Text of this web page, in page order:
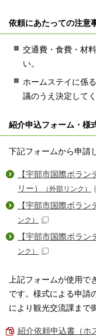
依頼にあたっての注意
交通費・食費・材
い。
ホームステイに係
議のうえ決定してく
紹介申込フォーム・様
下記フォームから申請
【宇部市国際ボラ
リー）
（外部リンク）
【宇部市国際ボラン
ンク）
【宇部市国際ボラン
ンク）
上記フォームが使用
です。様式による申請
により観光交流課まで
紹介依頼申込書（ホ